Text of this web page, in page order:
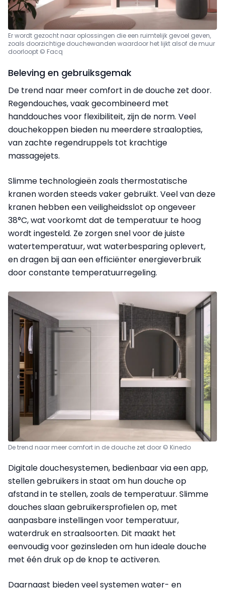
Er wordt gezocht naar oplossingen die een ruimtelijk gevoel geven,
zoals doorzichtige douchewanden waardoor het lijkt alsof de muur
doorloopt © Facq
Beleving en gebruiksgemak
De trend naar meer comfort in de douche zet door.
Regendouches, vaak gecombineerd met
handdouches voor flexibiliteit, zijn de norm. Veel
douchekoppen bieden nu meerdere straalopties,
van zachte regendruppels tot krachtige
massagejets.
Slimme technologieën zoals thermostatische
kranen worden steeds vaker gebruikt. Veel van deze
kranen hebben een veiligheidsslot op ongeveer
38°C, wat voorkomt dat de temperatuur te hoog
wordt ingesteld. Ze zorgen snel voor de juiste
watertemperatuur, wat waterbesparing oplevert,
en dragen bij aan een efficiënter energieverbruik
door constante temperatuurregeling.
De trend naar meer comfort in de douche zet door © Kinedo
Digitale douchesystemen, bedienbaar via een app,
stellen gebruikers in staat om hun douche op
afstand in te stellen, zoals de temperatuur. Slimme
douches slaan gebruikersprofielen op, met
aanpasbare instellingen voor temperatuur,
waterdruk en straalsoorten. Dit maakt het
eenvoudig voor gezinsleden om hun ideale douche
met één druk op de knop te activeren.
Daarnaast bieden veel systemen water- en